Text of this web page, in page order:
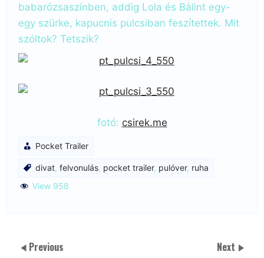
babarózsaszínben, addig Lola és Bálint egy-
egy szürke, kapucnis pulcsiban feszítettek. Mit
szóltok? Tetszik?
fotó: csirek.me
Pocket Trailer
divat, felvonulás, pocket trailer, pulóver, ruha
View 958
Previous Next